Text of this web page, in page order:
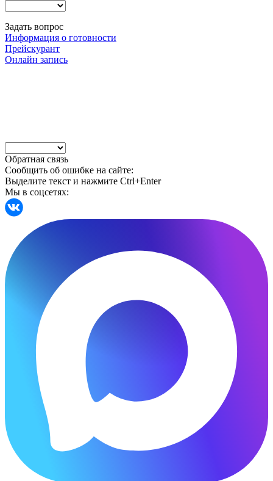
Задать вопрос
Информация о готовности
Прейскурант
Онлайн запись
Обратная связь
Сообщить об ошибке на сайте:
Выделите текст и нажмите Ctrl+Enter
Мы в соцсетях: